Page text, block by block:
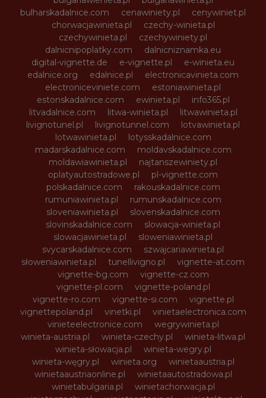
bulharskadalnice.com
cenawiniety.pl
cenywiniet.pl
chorwacjawinieta.pl
czechy-winieta.pl
czechywinieta.pl
czechywiniety.pl
dalnicnipoplatky.com
dalnicniznamka.eu
digital-vignette.de
e-vignette.pl
e-winieta.eu
edalnice.org
edalnice.pl
electronicavinieta.com
electroniceviniete.com
estoniawinieta.pl
estonskadalnice.com
ewinieta.pl
info365.pl
litvadalnice.com
litwa-winieta.pl
litwawinieta.pl
livignotunel.pl
livignotunnel.com
lotvawinieta.pl
lotwawinieta.pl
lotysskadalnice.com
madarskadalnice.com
moldavskadalnice.com
moldawiawinieta.pl
najtanszewiniety.pl
oplatyautostradowe.pl
pl-vignette.com
polskadalnice.com
rakouskadalnice.com
rumuniawinieta.pl
rumunskadalnice.com
sloveniawinieta.pl
slovenskadalnice.com
slovinskadalnice.com
slowacja-winieta.pl
slowacjawinieta.pl
sloweniawinieta.pl
svycarskadalnice.com
szwajcariawinieta.pl
słoweniawinieta.pl
tunellivigno.pl
vignette-at.com
vignette-bg.com
vignette-cz.com
vignette-pl.com
vignette-poland.pl
vignette-ro.com
vignette-si.com
vignette.pl
vignettepoland.pl
vinetki.pl
vinietaelectronica.com
vinieteelectronice.com
wegrywinieta.pl
winieta-austria.pl
winieta-czechy.pl
winieta-litwa.pl
winieta-słowacja.pl
winieta-wegry.pl
winieta-węgry.pl
winieta.org
winietaaustria.pl
winietaaustriaonline.pl
winietaautostradowa.pl
winietabulgaria.pl
winietachorwacja.pl